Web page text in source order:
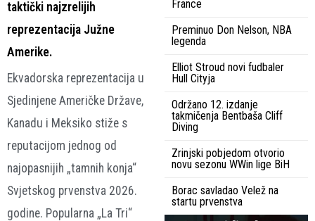
taktički najzrelijih
reprezentacija Južne
Amerike.
Ekvadorska reprezentacija u
Sjedinjene Američke Države,
Kanadu i Meksiko stiže s
reputacijom jednog od
najopasnijih „tamnih konja“
Svjetskog prvenstva 2026.
godine. Popularna „La Tri“
France
Preminuo Don Nelson, NBA
legenda
Elliot Stroud novi fudbaler
Hull Cityja
Održano 12. izdanje
takmičenja Bentbaša Cliff
Diving
Zrinjski pobjedom otvorio
novu sezonu WWin lige BiH
Borac savladao Velež na
startu prvenstva